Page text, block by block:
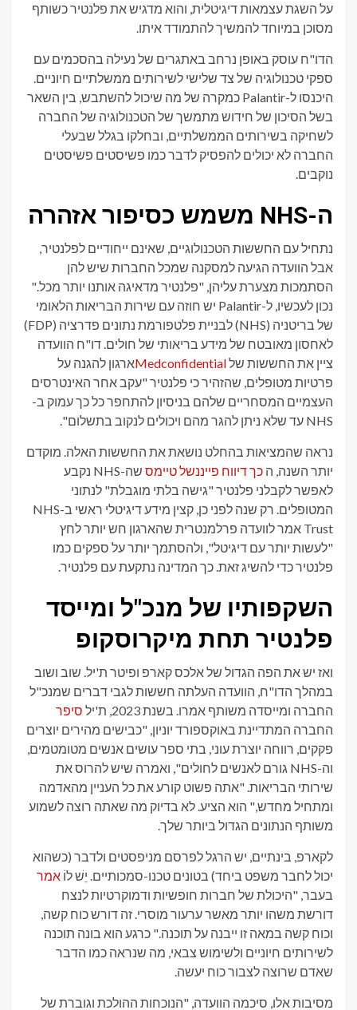
על השגת עצמאות דיגיטלית, והוא מדגיש את פלנטיר כשותף
מסוכן במיוחד להמשיך להתמודד איתו.
הדו"ח עוסק באופן נרחב באתגרים של נעילה בהסכמים עם
ספקי טכנולוגיה של צד שלישי לשירותים ממשלתיים חיוניים.
היכנסו ל-Palantir כמקרה של מה שיכול להשתבש, בין השאר
בשל הסיכון של חידוש מתמשך של הטכנולוגיה של החברה
לשחיקה בשירותים הממשלתיים, ובחלקו בגלל שבעלי
החברה לא יכולים להפסיק לדבר כמו פשיסטים פשיסטים
נוקבים.
ה-NHS משמש כסיפור אזהרה
נתחיל עם החששות הטכנולוגיים, שאינם ייחודיים לפלנטיר,
אבל הוועדה הגיעה למסקנה שמכל החברות שיש להן
הסתמכות מצערת עליהן, "פלנטיר מדאיגה אותנו יותר מכל."
נכון לעכשיו, ל-Palantir יש חוזה עם שירות הבריאות הלאומי
של בריטניה (NHS) לבניית פלטפורמת נתונים פדרציה (FDP)
לאחסון מאובטח של מידע בריאותי של חולים. דו"ח הוועדה
ציין את החששות שלMedconfidentialארגון להגנה על
פרטיות מטופלים, שהזהיר כי פלנטיר "עקב אחר האינטרסים
העצמיים המסחריים שלהם בניסיון להתחפר כל כך עמוק ב-
NHS עד שלא ניתן להגר מהם ויכולים לנקוב בתשלום".
נראה שהמציאות בהחלט נושאת את החששות האלה. מוקדם
יותר השנה, ה כך דיווח פייננשל טיימס
שה-NHS נקבע
לאפשר לקבלני פלנטיר "גישה בלתי מוגבלת" לנתוני
המטופלים. רק שנה לפני כן, קצין מידע דיגיטלי ראשי ב-NHS
Trust אמר לוועדה פרלמנטרית שהארגון חש יותר לחץ
"לעשות יותר עם דיגיטל", ולהסתמך יותר על ספקים כמו
פלנטיר כדי להשיג זאת. כך המדינה נתקעת עם פלנטיר.
השקפותיו של מנכ"ל ומייסד
פלנטיר תחת מיקרוסקופ
ואז יש את הפה הגדול של אלכס קארפ ופיטר ת'יל. שוב ושוב
במהלך הדו"ח, הוועדה העלתה חששות לגבי דברים שמנכ"ל
החברה ומייסדה משותף אמרו. בשנת 2023, ת'יל
סיפר
החברה המתדיינת באוקספורד יוניון, "כבישים מהירים יוצרים
פקקים, רווחה יוצרת עוני, בתי ספר עושים אנשים מטומטמים,
וה-NHS גורם לאנשים לחולים", ואמרה שיש להרוס את
שירותי הבריאות. "אתה פשוט קורע את כל העניין מהאדמה
ומתחיל מחדש," הוא הציע. לא בדיוק מה שאתה רוצה לשמוע
משותף הנתונים הגדול ביותר שלך.
לקארפ, בינתיים, יש הרגל לפרסם מניפסטים ולדבר (כשהוא
יכול לחבר משפט ביחד) בטונים טכנו-סמכותיים. יֵשׁ לוֹ אמר
בעבר, "היכולת של חברות חופשיות ודמוקרטיות לנצח
דורשת משהו יותר מאשר ערעור מוסרי. זה דורש כוח קשה,
וכוח קשה במאה זו ייבנה על תוכנה." כרגע הוא בונה תוכנה
לשירותים חיוניים ולשימוש צבאי, מה שנראה כמו הדבר
שאדם שרוצה לצבור כוח יעשה.
מסיבות אלו, סיכמה הוועדה, "הנוכחות ההולכת וגוברת של